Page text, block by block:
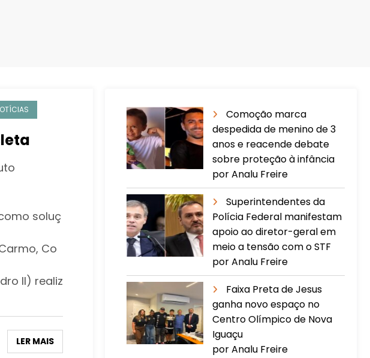
soluç
Co
II) realiz
LER MAIS
Comoção marca
despedida de menino de 3
anos e reacende debate
sobre proteção à infância
por Analu Freire
Superintendentes da
Polícia Federal manifestam
apoio ao diretor-geral em
meio a tensão com o STF
por Analu Freire
Faixa Preta de Jesus
ganha novo espaço no
Centro Olímpico de Nova
Iguaçu
por Analu Freire